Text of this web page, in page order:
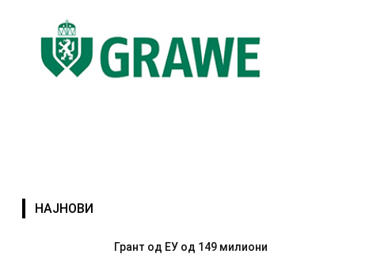
НАЈНОВИ
Грант од ЕУ од 149 милиони